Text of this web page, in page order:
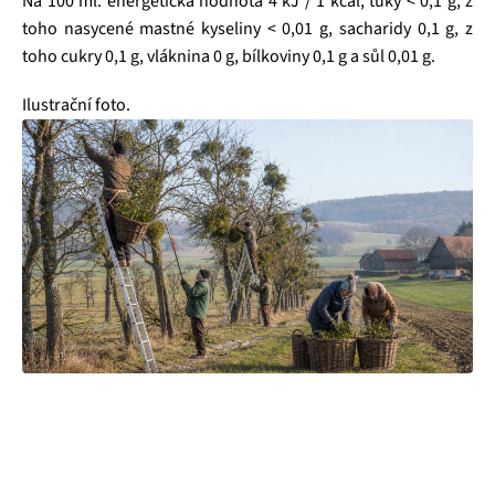
toho nasycené mastné kyseliny < 0,01 g, sacharidy 0,1 g, z
toho cukry 0,1 g, vláknina 0 g, bílkoviny 0,1 g a sůl 0,01 g.
Ilustrační foto.